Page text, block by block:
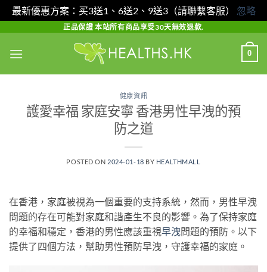
最新優惠方案：买3送1、6送2、9送3（請聯繫客服） 忽略
content
正品保證 本站所有商品享受30天無效退款.
0
健康資訊
護愛幸福 家庭安寧 香港男性早洩的預
防之道
POSTED ON 2024-01-18 BY HEALTHMALL
在香港，家庭被視為一個重要的支持系統，然而，男性早洩
問題的存在可能對家庭和諧產生不良的影響。為了保持家庭
的幸福和穩定，香港的男性應該重視早洩問題的預防。以下
提供了四個方法，幫助男性預防早洩，守護幸福的家庭。